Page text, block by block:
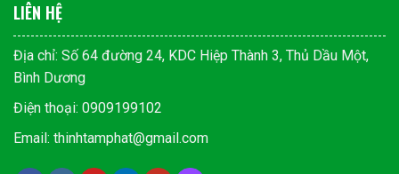
LIÊN HỆ
Địa chỉ: Số 64 đường 24, KDC Hiệp Thành 3, Thủ Dầu Một,
Bình Dương
Điện thoại: 0909199102
Email: thinhtamphat@gmail.com